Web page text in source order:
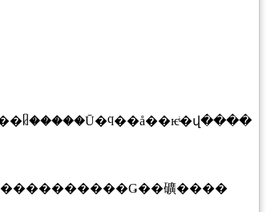
����ܤ���ܤ����ȹͤ���Τ���������ʲ���ȯ����Ū���Ȼפ��ޤ����������Ǥ��礦����